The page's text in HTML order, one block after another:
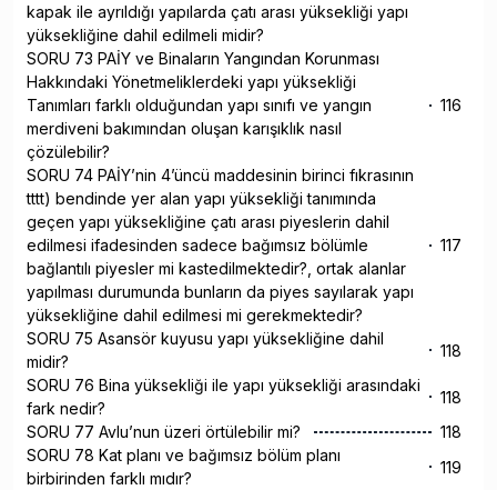
kapak ile ayrıldığı yapılarda çatı arası yüksekliği yapı
yüksekliğine dahil edilmeli midir?
SORU 73 PAİY ve Binaların Yangından Korunması
Hakkındaki Yönetmeliklerdeki yapı yüksekliği
Tanımları farklı olduğundan yapı sınıfı ve yangın
merdiveni bakımından oluşan karışıklık nasıl
çözülebilir?
116
SORU 74 PAİY’nin 4’üncü maddesinin birinci fıkrasının
tttt) bendinde yer alan yapı yüksekliği tanımında
geçen yapı yüksekliğine çatı arası piyeslerin dahil
edilmesi ifadesinden sadece bağımsız bölümle
bağlantılı piyesler mi kastedilmektedir?, ortak alanlar
yapılması durumunda bunların da piyes sayılarak yapı
yüksekliğine dahil edilmesi mi gerekmektedir?
117
SORU 75 Asansör kuyusu yapı yüksekliğine dahil
midir?
118
SORU 76 Bina yüksekliği ile yapı yüksekliği arasındaki
fark nedir?
118
SORU 77 Avlu’nun üzeri örtülebilir mi?
118
SORU 78 Kat planı ve bağımsız bölüm planı
birbirinden farklı mıdır?
119